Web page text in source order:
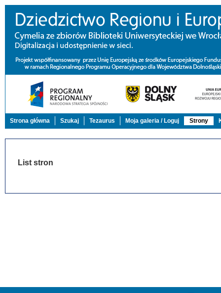
Strona główna Szukaj Tezaurus Moja galeria / Loguj Strony
List stron